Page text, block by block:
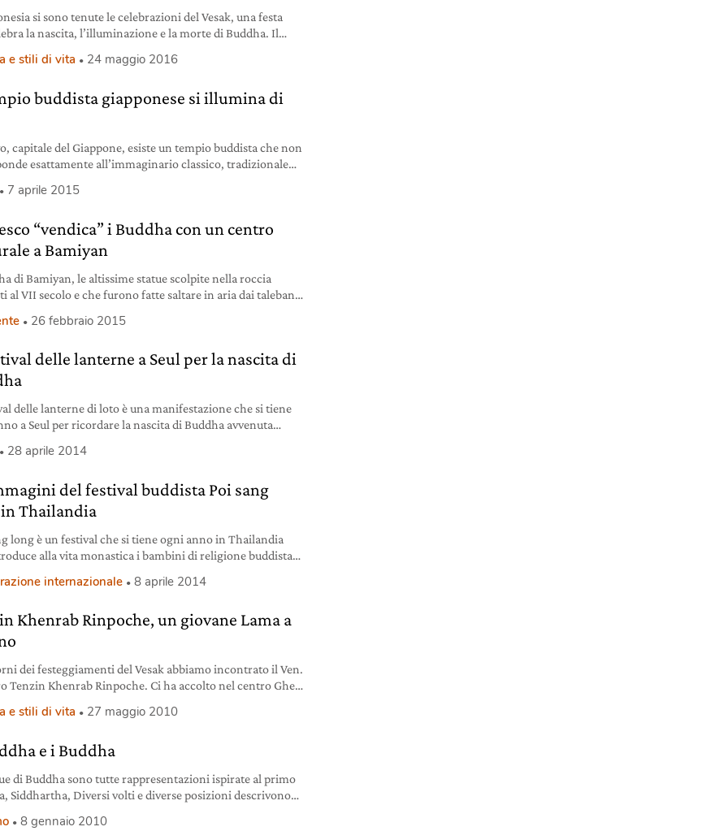
si sono tenute le celebrazioni del Vesak, una festa
la nascita, l’illuminazione e la morte di Buddha. Il
e stili di vita 24 maggio 2016
buddista giapponese si illumina di
capitale del Giappone, esiste un tempio buddista che non
esattamente all’immaginario classico, tradizionale
che al suo interno ospita il mausoleo di Ruriden. A
7 aprile 2015
“vendica” i Buddha con un centro
a Bamiyan
di Bamiyan, le altissime statue scolpite nella roccia
al VII secolo e che furono fatte saltare in aria dai talebani
panoramio.com Dopo un tentativo di restauro, peraltro
in collaborazione con
26 febbraio 2015
delle lanterne a Seul per la nascita di
delle lanterne di loto è una manifestazione che si tiene
a Seul per ricordare la nascita di Buddha avvenuta
lanterne colorate a forma di fiore di loto che, secondo
28 aprile 2014
del festival buddista Poi sang
Thailandia
long è un festival che si tiene ogni anno in Thailandia
alla vita monastica i bambini di religione buddista
rasati a zero, la loro testa bagnata con l’acqua santa,
internazionale 8 aprile 2014
Khenrab Rinpoche, un giovane Lama a
dei festeggiamenti del Vesak abbiamo incontrato il Ven.
Tenzin Khenrab Rinpoche. Ci ha accolto nel centro Ghe
e stili di vita 27 maggio 2010
e i Buddha
di Buddha sono tutte rappresentazioni ispirate al primo
Siddhartha, Diversi volti e diverse posizioni descrivono
8 gennaio 2010